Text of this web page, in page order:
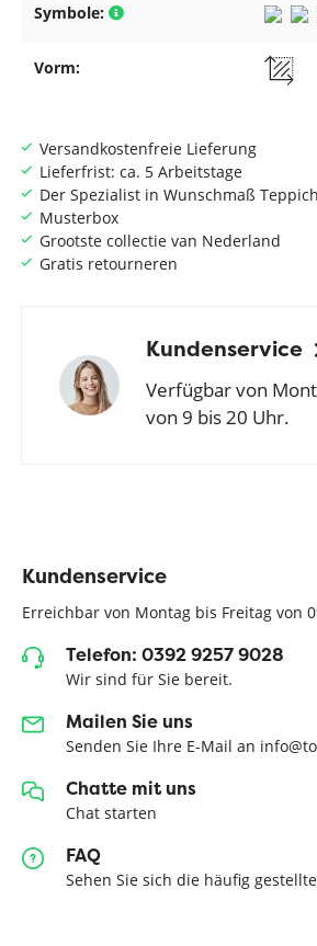
Versandkostenfreie Lieferung
Lieferfrist: ca. 5 Arbeitstage
Der Spezialist in Wunschmaß
Musterbox
Grootste collectie van Nederland
Gratis retourneren
Kundenservice
Verfügbar von
von 9 bis 20 Uhr.
Symbole:
Vorm:
Kundenservice
Erreichbar von Montag bis Freitag von
Telefon: 0392 9257 9028
Wir sind für Sie bereit.
Mailen Sie uns
Senden Sie Ihre E-Mail an
Chatte mit uns
Chat starten
FAQ
Sehen Sie sich die häufig